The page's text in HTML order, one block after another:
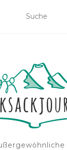
AUSSCHALTEN